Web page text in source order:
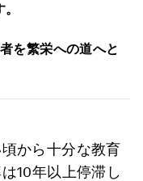
を繁栄への道へと
から十分な教育
10年以上停滞し